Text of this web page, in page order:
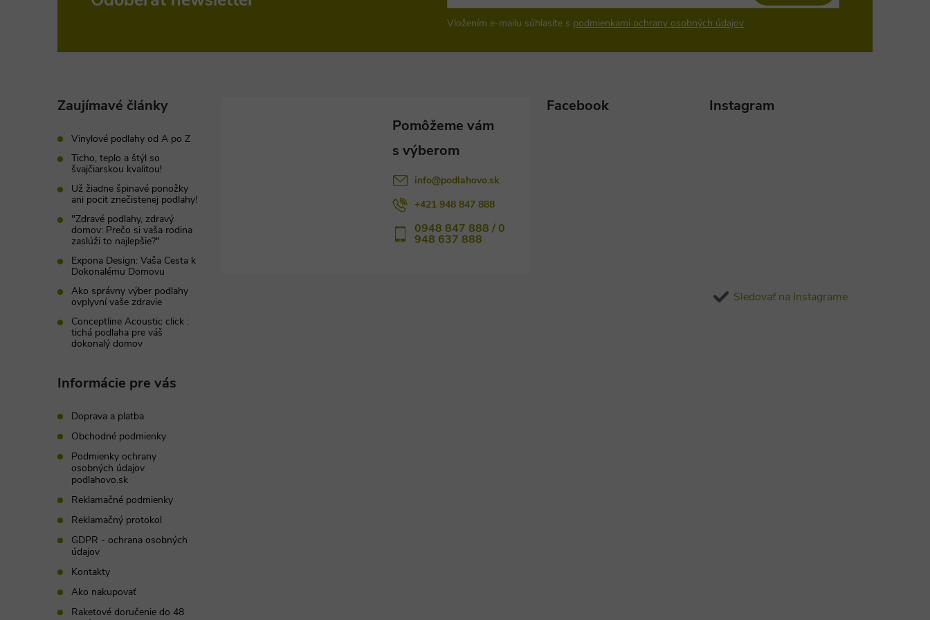
Vložením e-mailu súhlasíte s podmienkami ochrany osobných údajov
Zaujímavé články
Vinylové podlahy od A po Z
Ticho, teplo a štýl so
švajčiarskou kvalitou!
Už žiadne špinavé ponožky
ani pocit znečistenej podlahy!
"Zdravé podlahy, zdravý
domov: Prečo si vaša rodina
zaslúži to najlepšie?"
Expona Design: Vaša Cesta k
Dokonalému Domovu
Ako správny výber podlahy
ovplyvní vaše zdravie
Conceptline Acoustic click :
tichá podlaha pre váš
dokonalý domov
info@podlahovo.sk
+421 948 847 888
0948 847 888 / 0
948 637 888
Facebook Instagram
Sledovať na Instagrame
Informácie pre vás
Doprava a platba
Obchodné podmienky
Podmienky ochrany
osobných údajov
podlahovo.sk
Reklamačné podmienky
Reklamačný protokol
GDPR - ochrana osobných
údajov
Kontakty
Ako nakupovať
Raketové doručenie do 48